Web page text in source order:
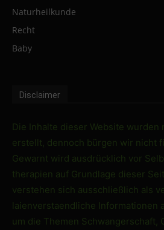
Naturheilkunde
Recht
Baby
Disclaimer
Die Inhalte dieser Website wurden
erstellt, dennoch bürgen wir nicht
Gewarnt wird ausdrücklich vor
therapien auf Grundlage dieser
verstehen sich ausschließlich als
laienverstaendliche Informationen
um die Themen Schwangerschaft,